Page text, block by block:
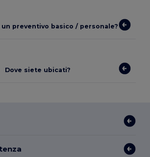
un preventivo basico / personale?
Dove siete ubicati?